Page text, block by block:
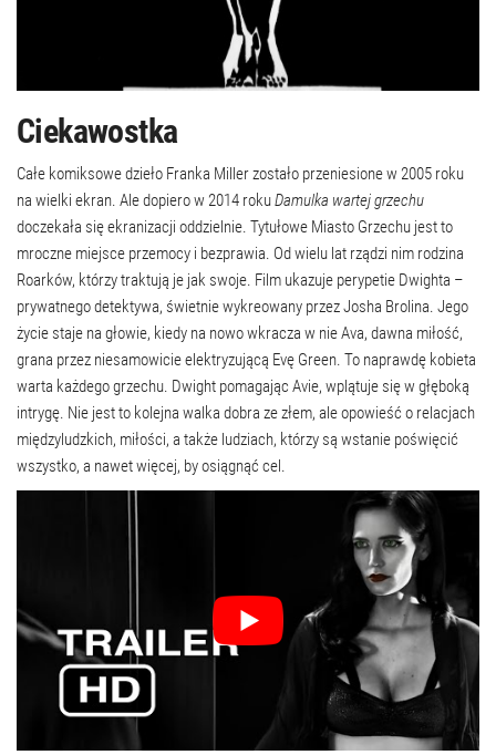
Ciekawostka
Całe komiksowe dzieło Franka Miller zostało przeniesione w 2005 roku
na wielki ekran. Ale dopiero w 2014 rokuDamulka wartej grzechu
doczekała się ekranizacji oddzielnie. Tytułowe Miasto Grzechu jest to
mroczne miejsce przemocy i bezprawia. Od wielu lat rządzi nim rodzina
Roarków, którzy traktują je jak swoje. Film ukazuje perypetie Dwighta –
prywatnego detektywa, świetnie wykreowany przez Josha Brolina. Jego
życie staje na głowie, kiedy na nowo wkracza w nie Ava, dawna miłość,
grana przez niesamowicie elektryzującą Evę Green. To naprawdę kobieta
warta każdego grzechu. Dwight pomagając Avie, wplątuje się w głęboką
intrygę. Nie jest to kolejna walka dobra ze złem, ale opowieść o relacjach
międzyludzkich, miłości, a także ludziach, którzy są wstanie poświęcić
wszystko, a nawet więcej, by osiągnąć cel.